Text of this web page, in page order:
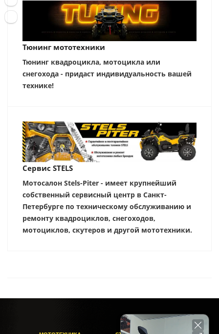
Тюнинг мототехники
Тюнинг квадроцикла, мотоцикла или
снегохода - придаст индивидуальность вашей
технике!
Сервис STELS
Мотосалон Stels-Piter - имеет крупнейший
собственный сервисный центр в Санкт-
Петербурге по техническому обслуживанию и
ремонту квадроциклов, снегоходов,
мотоциклов, скутеров и другой мототехники.